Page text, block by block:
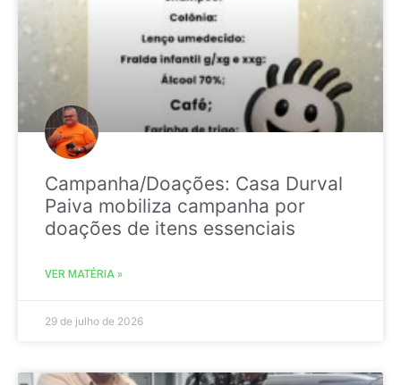
Campanha/Doações: Casa Durval
Paiva mobiliza campanha por
doações de itens essenciais
VER MATÉRIA »
29 de julho de 2026